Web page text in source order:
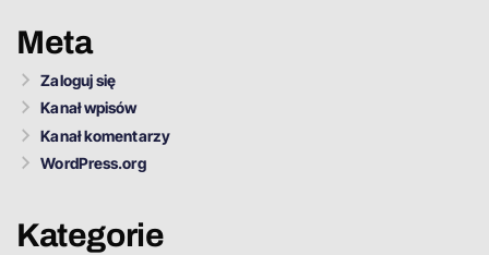
Meta
Zaloguj się
Kanał wpisów
Kanał komentarzy
WordPress.org
Kategorie